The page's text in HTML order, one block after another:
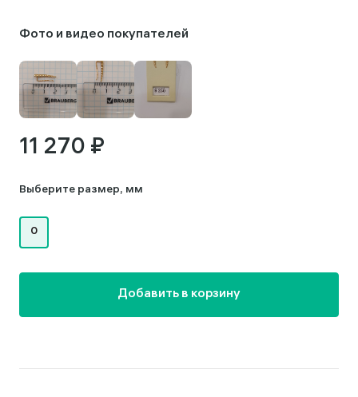
Фото и видео покупателей
11 270 ₽
Выберите размер, мм
0
Добавить в корзину